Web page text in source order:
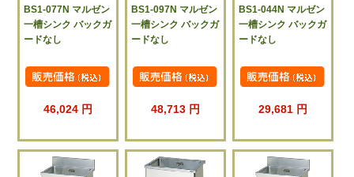
BS1-077N マルゼン
一槽シンク バックガ
ードなし
46,024 円
BS1-097N マルゼン
一槽シンク バックガ
ードなし
48,713 円
BS1-044N マルゼン
一槽シンク バックガ
ードなし
29,681 円